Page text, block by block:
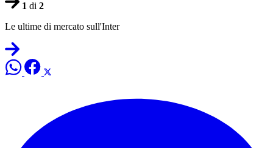
1 di 2
Le ultime di mercato sull'Inter